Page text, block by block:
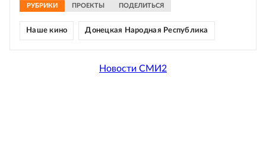
РУБРИКИ ПРОЕКТЫ ПОДЕЛИТЬСЯ
Наше кино Донецкая Народная Республика
Новости СМИ2